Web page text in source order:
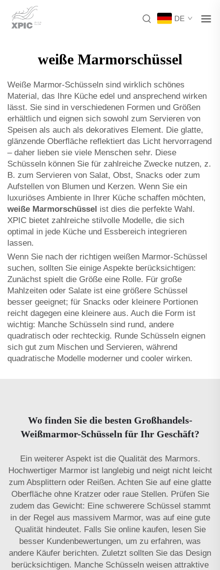
DE
weiße Marmorschüssel
Weiße Marmor-Schüsseln sind wirklich schönes
Material, das Ihre Küche edel und ansprechend wirken
lässt. Sie sind in verschiedenen Formen und Größen
erhältlich und eignen sich sowohl zum Servieren von
Speisen als auch als dekoratives Element. Die glatte,
glänzende Oberfläche reflektiert das Licht hervorragend
– daher lieben sie viele Menschen sehr. Diese
Schüsseln können Sie für zahlreiche Zwecke nutzen, z.
B. zum Servieren von Salat, Obst, Snacks oder zum
Aufstellen von Blumen und Kerzen. Wenn Sie ein
luxuriöses Ambiente in Ihrer Küche schaffen möchten,
weiße Marmorschüssel ist dies die perfekte Wahl.
XPIC bietet zahlreiche stilvolle Modelle, die sich
optimal in jede Küche und Essbereich integrieren
lassen.
Wenn Sie nach der richtigen weißen Marmor-Schüssel
suchen, sollten Sie einige Aspekte berücksichtigen:
Zunächst spielt die Größe eine Rolle. Für große
Mahlzeiten oder Salate ist eine größere Schüssel
besser geeignet; für Snacks oder kleinere Portionen
reicht dagegen eine kleinere aus. Auch die Form ist
wichtig: Manche Schüsseln sind rund, andere
quadratisch oder rechteckig. Runde Schüsseln eignen
sich gut zum Mischen und Servieren, während
quadratische Modelle moderner und cooler wirken.
Wo finden Sie die besten Großhandels-
Weißmarmor-Schüsseln für Ihr Geschäft?
Ein weiterer Aspekt ist die Qualität des Marmors.
Hochwertiger Marmor ist langlebig und neigt nicht leicht
zum Absplittern oder Reißen. Achten Sie auf eine glatte
Oberfläche ohne Kratzer oder raue Stellen. Prüfen Sie
zudem das Gewicht: Eine schwerere Schüssel stammt
in der Regel aus massivem Marmor, was auf eine gute
Qualität hindeutet. Falls Sie online kaufen, lesen Sie
besser Kundenbewertungen, um zu erfahren, was
andere Käufer berichten. Zuletzt sollten Sie das Design
berücksichtigen. Manche Schüsseln weisen attraktive